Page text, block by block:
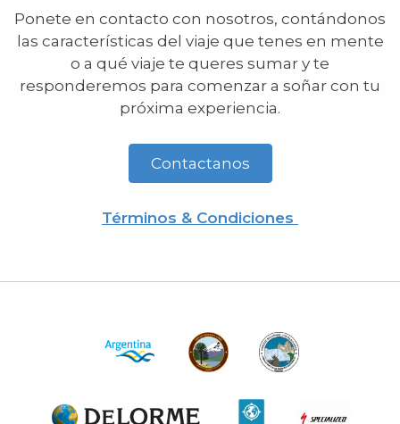
Ponete en contacto con nosotros, contándonos
las características del viaje que tenes en mente
o a qué viaje te queres sumar y te
responderemos para comenzar a soñar con tu
próxima experiencia.
Contactanos
Términos & Condiciones